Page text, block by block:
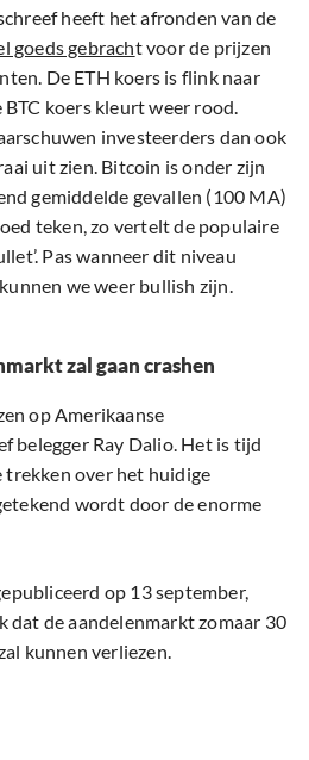
heeft het afronden van de
goeds gebracht voor de prijzen
De ETH koers is flink naar
koers kleurt weer rood.
investeerders dan ook
uit zien. Bitcoin is onder zijn
gemiddelde gevallen (100 MA)
teken, zo vertelt de populaire
Pas wanneer dit niveau
we weer bullish zijn.
zal gaan crashen
op Amerikaanse
belegger Ray Dalio. Het is tijd
over het huidige
wordt door de enorme
op 13 september,
dat de aandelenmarkt zomaar 30
kunnen verliezen.